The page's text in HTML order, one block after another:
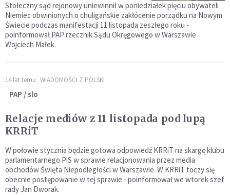
Stołeczny sąd rejonowy uniewinnił w poniedziałek pięciu obywateli
Niemiec obwinionych o chuligańskie zakłócenie porządku na Nowym
Świecie podczas manifestacji 11 listopada zeszłego roku -
poinformował PAP rzecznik Sądu Okręgowego w Warszawie
Wojciech Małek.
14 lat temu WIADOMOŚCI Z POLSKI
PAP / slo
Relacje mediów z 11 listopada pod lupą
KRRiT
W połowie stycznia będzie gotowa odpowiedź KRRiT na skargę klubu
parlamentarnego PiS w sprawie relacjonowania przez media
obchodów Święta Niepodległości w Warszawie. W KRRiT toczy się
obecnie postępowanie w tej sprawie - poinformował we wtorek szef
rady Jan Dworak.